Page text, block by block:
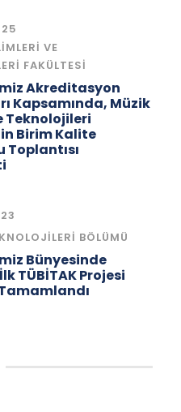
VE
FAKÜLTESI
Akreditasyon
Kapsamında, Müzik
Teknolojileri
Birim Kalite
Toplantısı
BÖLÜMÜ
Bünyesinde
TÜBİTAK Projesi